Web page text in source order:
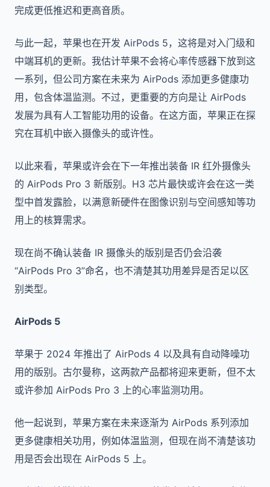
完成更低推迟和更高音质。
与此一起，苹果也在开发 AirPods 5，这将是对入门级和
中端耳机的更新。我估计苹果不会将心率传感器下放到这
一系列，但公司方案在未来为 AirPods 添加更多健康功
用，包含体温监测。不过，更重要的方向是让 AirPods
发展为具有人工智能功用的设备。在这方面，苹果正在探
究在耳机中嵌入摄像头的或许性。
以此来看，苹果或许会在下一年推出装备 IR 红外摄像头
的 AirPods Pro 3 新版别。H3 芯片最快或许会在这一类
型中首发露脸，以满意新硬件在图像识别与空间感知等功
用上的核算需求。
现在尚不确认装备 IR 摄像头的版别是否仍会沿袭
“AirPods Pro 3”命名，也不清楚其功用差异是否足以区
别类型。
AirPods 5
苹果于 2024 年推出了 AirPods 4 以及具有自动降噪功
用的版别。古尔曼称，这两款产品都将迎来更新，但不太
或许参加 AirPods Pro 3 上的心率监测功用。
他一起说到，苹果方案在未来逐渐为 AirPods 系列添加
更多健康相关功用，例如体温监测，但现在尚不清楚该功
用是否会出现在 AirPods 5 上。